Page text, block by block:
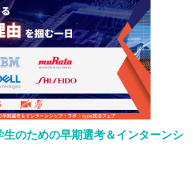
生のための早期選考＆インターンシ